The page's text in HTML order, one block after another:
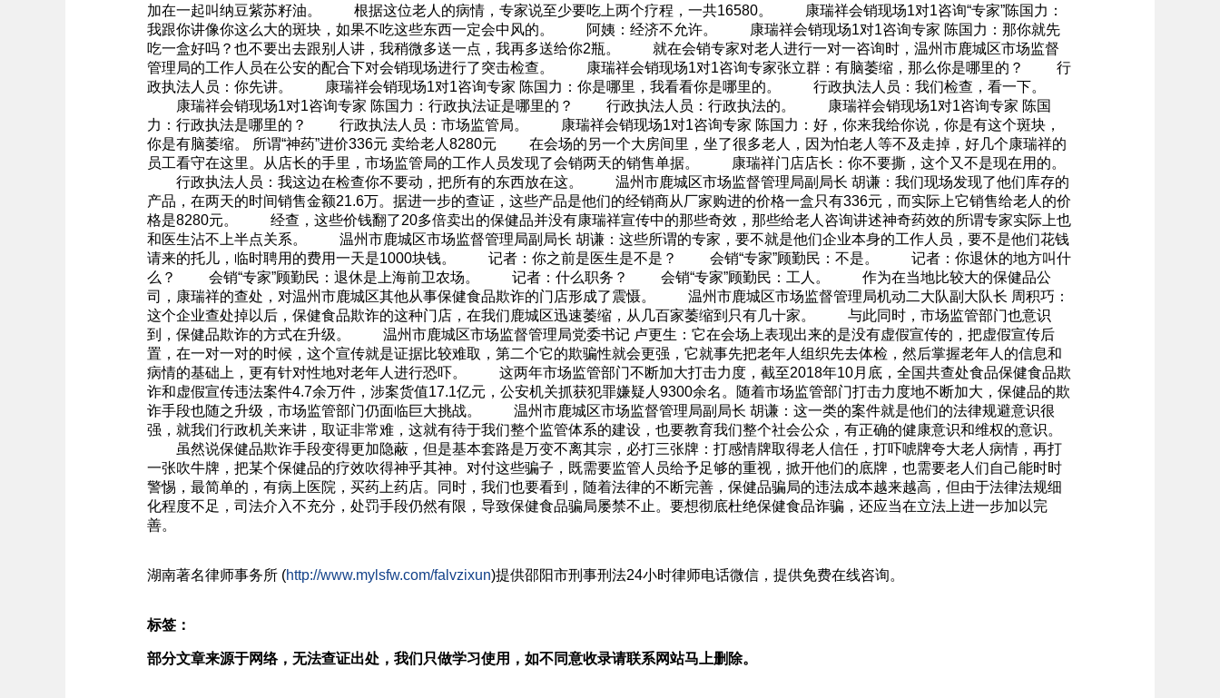
加在一起叫纳豆紫苏籽油。 根据这位老人的病情，专家说至少要吃上两个疗程，一共16580。 康瑞祥会销现场1对1咨询“专家”陈国力：
我跟你讲像你这么大的斑块，如果不吃这些东西一定会中风的。 阿姨：经济不允许。 康瑞祥会销现场1对1咨询专家 陈国力：那你就先
吃一盒好吗？也不要出去跟别人讲，我稍微多送一点，我再多送给你2瓶。 就在会销专家对老人进行一对一咨询时，温州市鹿城区市场监督
管理局的工作人员在公安的配合下对会销现场进行了突击检查。 康瑞祥会销现场1对1咨询专家张立群：有脑萎缩，那么你是哪里的？ 行
政执法人员：你先讲。 康瑞祥会销现场1对1咨询专家 陈国力：你是哪里，我看看你是哪里的。 行政执法人员：我们检查，看一下。
康瑞祥会销现场1对1咨询专家 陈国力：行政执法证是哪里的？ 行政执法人员：行政执法的。 康瑞祥会销现场1对1咨询专家 陈国
力：行政执法是哪里的？ 行政执法人员：市场监管局。 康瑞祥会销现场1对1咨询专家 陈国力：好，你来我给你说，你是有这个斑块，
你是有脑萎缩。 所谓“神药”进价336元 卖给老人8280元 在会场的另一个大房间里，坐了很多老人，因为怕老人等不及走掉，好几个康瑞祥的
员工看守在这里。从店长的手里，市场监管局的工作人员发现了会销两天的销售单据。 康瑞祥门店店长：你不要撕，这个又不是现在用的。
行政执法人员：我这边在检查你不要动，把所有的东西放在这。 温州市鹿城区市场监督管理局副局长 胡谦：我们现场发现了他们库存的
产品，在两天的时间销售金额21.6万。据进一步的查证，这些产品是他们的经销商从厂家购进的价格一盒只有336元，而实际上它销售给老人的价
格是8280元。 经查，这些价钱翻了20多倍卖出的保健品并没有康瑞祥宣传中的那些奇效，那些给老人咨询讲述神奇药效的所谓专家实际上也
和医生沾不上半点关系。 温州市鹿城区市场监督管理局副局长 胡谦：这些所谓的专家，要不就是他们企业本身的工作人员，要不是他们花钱
请来的托儿，临时聘用的费用一天是1000块钱。 记者：你之前是医生是不是？ 会销“专家”顾勤民：不是。 记者：你退休的地方叫什
么？ 会销“专家”顾勤民：退休是上海前卫农场。 记者：什么职务？ 会销“专家”顾勤民：工人。 作为在当地比较大的保健品公
司，康瑞祥的查处，对温州市鹿城区其他从事保健食品欺诈的门店形成了震慑。 温州市鹿城区市场监督管理局机动二大队副大队长 周积巧：
这个企业查处掉以后，保健食品欺诈的这种门店，在我们鹿城区迅速萎缩，从几百家萎缩到只有几十家。 与此同时，市场监管部门也意识
到，保健品欺诈的方式在升级。 温州市鹿城区市场监督管理局党委书记 卢更生：它在会场上表现出来的是没有虚假宣传的，把虚假宣传后
置，在一对一对的时候，这个宣传就是证据比较难取，第二个它的欺骗性就会更强，它就事先把老年人组织先去体检，然后掌握老年人的信息和
病情的基础上，更有针对性地对老年人进行恐吓。 这两年市场监管部门不断加大打击力度，截至2018年10月底，全国共查处食品保健食品欺
诈和虚假宣传违法案件4.7余万件，涉案货值17.1亿元，公安机关抓获犯罪嫌疑人9300余名。随着市场监管部门打击力度地不断加大，保健品的欺
诈手段也随之升级，市场监管部门仍面临巨大挑战。 温州市鹿城区市场监督管理局副局长 胡谦：这一类的案件就是他们的法律规避意识很
强，就我们行政机关来讲，取证非常难，这就有待于我们整个监管体系的建设，也要教育我们整个社会公众，有正确的健康意识和维权的意识。
虽然说保健品欺诈手段变得更加隐蔽，但是基本套路是万变不离其宗，必打三张牌：打感情牌取得老人信任，打吓唬牌夸大老人病情，再打
一张吹牛牌，把某个保健品的疗效吹得神乎其神。对付这些骗子，既需要监管人员给予足够的重视，掀开他们的底牌，也需要老人们自己能时时
警惕，最简单的，有病上医院，买药上药店。同时，我们也要看到，随着法律的不断完善，保健品骗局的违法成本越来越高，但由于法律法规细
化程度不足，司法介入不充分，处罚手段仍然有限，导致保健食品骗局屡禁不止。要想彻底杜绝保健食品诈骗，还应当在立法上进一步加以完
善。
湖南著名律师事务所 (http://www.mylsfw.com/falvzixun)提供邵阳市刑事刑法24小时律师电话微信，提供免费在线咨询。
标签：
部分文章来源于网络，无法查证出处，我们只做学习使用，如不同意收录请联系网站马上删除。